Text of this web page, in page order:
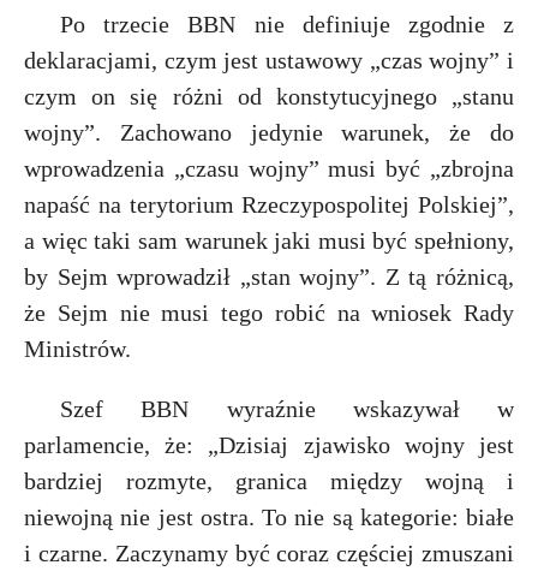
Po trzecie BBN nie definiuje zgodnie z
deklaracjami, czym jest ustawowy „czas wojny” i
czym on się różni od konstytucyjnego „stanu
wojny”. Zachowano jedynie warunek, że do
wprowadzenia „czasu wojny” musi być „zbrojna
napaść na terytorium Rzeczypospolitej Polskiej”,
a więc taki sam warunek jaki musi być spełniony,
by Sejm wprowadził „stan wojny”. Z tą różnicą,
że Sejm nie musi tego robić na wniosek Rady
Ministrów.
Szef BBN wyraźnie wskazywał w
parlamencie, że: „Dzisiaj zjawisko wojny jest
bardziej rozmyte, granica między wojną i
niewojną nie jest ostra. To nie są kategorie: białe
i czarne. Zaczynamy być coraz częściej zmuszani